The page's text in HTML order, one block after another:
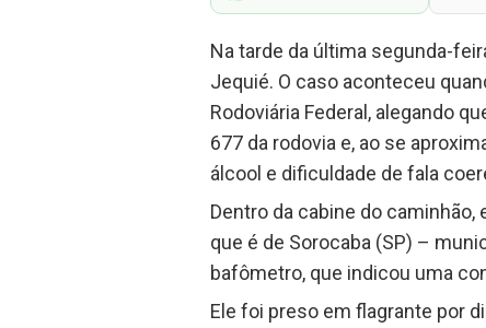
Na tarde da última segunda-
Jequié. O caso aconteceu
Rodoviária Federal, alegando
677 da rodovia e, ao se
álcool e dificuldade de fala
Dentro da cabine do
que é de Sorocaba (SP) –
bafômetro, que indicou uma
Ele foi preso em flagrante por